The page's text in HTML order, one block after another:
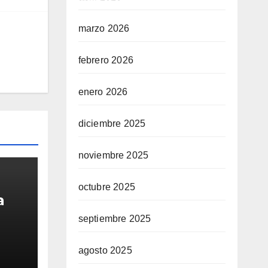
marzo 2026
febrero 2026
enero 2026
diciembre 2025
noviembre 2025
octubre 2025
septiembre 2025
agosto 2025